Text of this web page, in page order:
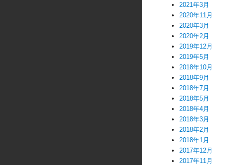
2021年3月
2020年11月
2020年3月
2020年2月
2019年12月
2019年5月
2018年10月
2018年9月
2018年7月
2018年5月
2018年4月
2018年3月
2018年2月
2018年1月
2017年12月
2017年11月